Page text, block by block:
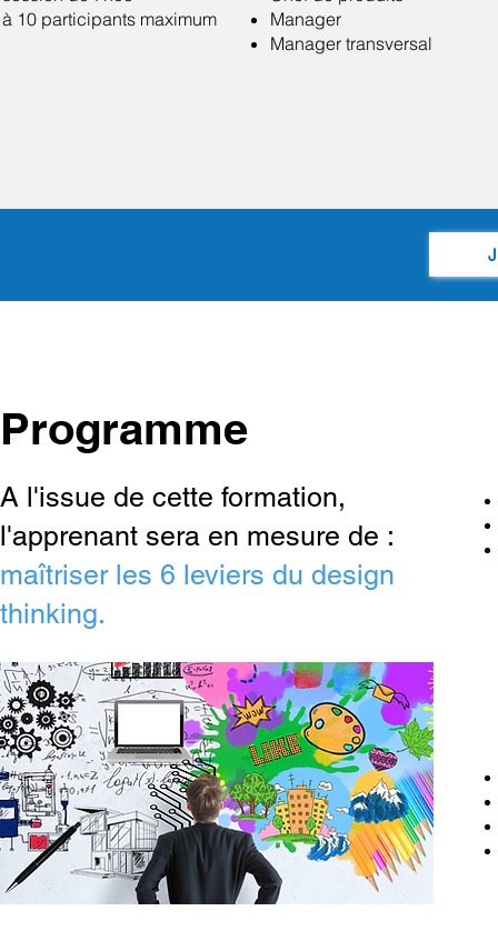
10 participants maximum
Manager
Manager transversal
Programme
A l'issue de cette formation,
l'apprenant sera en mesure de :
maîtriser les 6 leviers du design
thinking.